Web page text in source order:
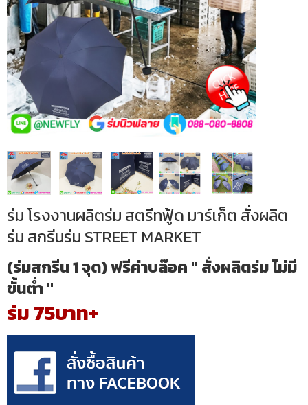
ร่ม โรงงานผลิตร่ม สตรีทฟู้ด มาร์เก็ต สั่งผลิต
ร่ม สกรีนร่ม STREET MARKET
(ร่มสกรีน 1 จุด) ฟรีค่าบล๊อค " สั่งผลิตร่ม ไม่มี
ขั้นต่ำ "
ร่ม 75บาท+